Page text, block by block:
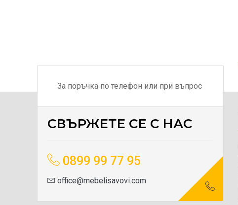
За поръчка по телефон или при въпрос
СВЪРЖЕТЕ СЕ С НАС
0899 99 77 95
office@mebelisavovi.com